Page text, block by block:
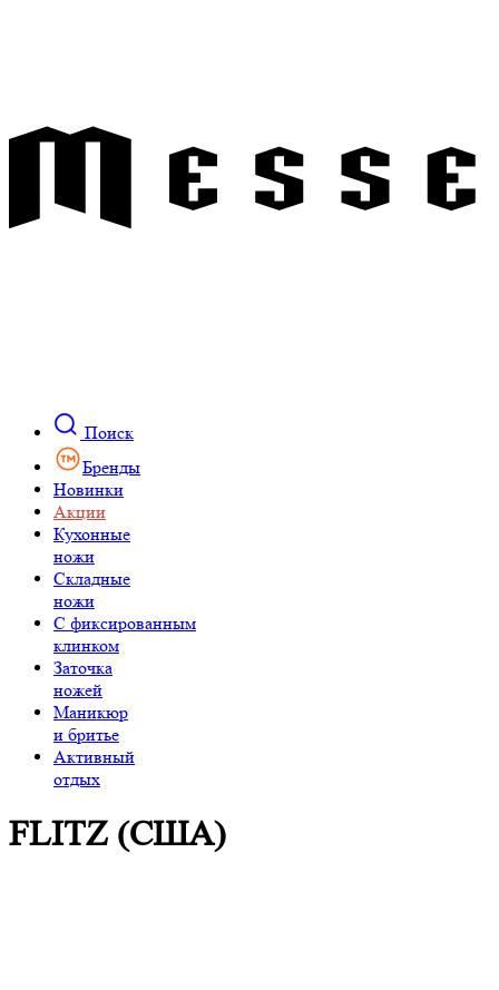
Поиск
Бренды
Новинки
Акции
Кухонные
ножи
Складные
ножи
C фиксированным
клинком
Заточка
ножей
Маникюр
и бритье
Активный
отдых
FLITZ (США)